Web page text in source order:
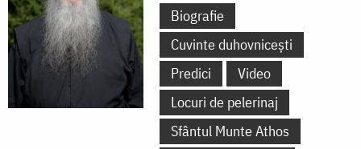
Biografie
Cuvinte duhovnicești
Predici
Video
Locuri de pelerinaj
Sfântul Munte Athos